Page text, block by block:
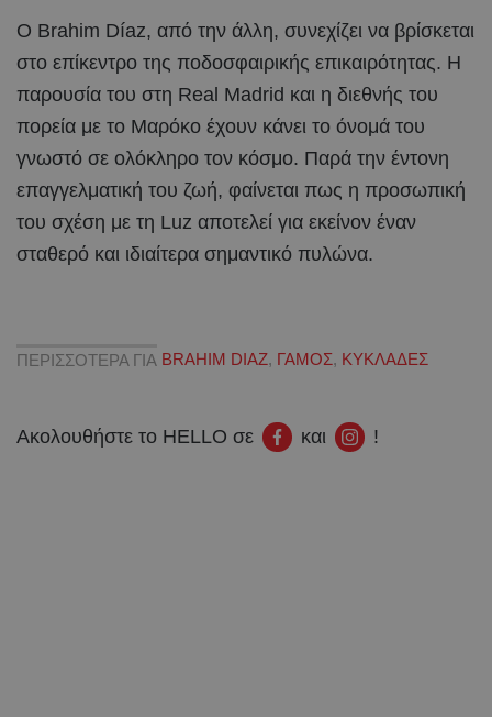
Ο Brahim Díaz, από την άλλη, συνεχίζει να βρίσκεται
στο επίκεντρο της ποδοσφαιρικής επικαιρότητας. Η
παρουσία του στη Real Madrid και η διεθνής του
πορεία με το Μαρόκο έχουν κάνει το όνομά του
γνωστό σε ολόκληρο τον κόσμο. Παρά την έντονη
επαγγελματική του ζωή, φαίνεται πως η προσωπική
του σχέση με τη Luz αποτελεί για εκείνον έναν
σταθερό και ιδιαίτερα σημαντικό πυλώνα.
ΠΕΡΙΣΣΟΤΕΡΑ ΓΙΑ BRAHIM DIAZ, ΓΑΜΟΣ, ΚΥΚΛΑΔΕΣ
Ακολουθήστε το HELLO σε και !